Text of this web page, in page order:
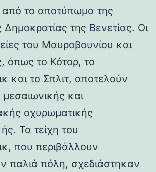
από το αποτύπωμα της
Δημοκρατίας της Βενετίας. Οι
του Μαυροβουνίου και
όπως το Κότορ, το
και το Σπλιτ, αποτελούν
και
οχυρωματικής
Τα τείχη του
που περιβάλλουν
παλιά πόλη, σχεδιάστηκαν